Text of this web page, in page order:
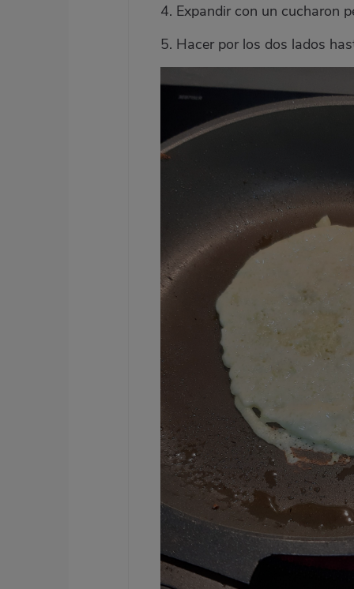
4. Expandir con un cucharon
5. Hacer por los dos lados